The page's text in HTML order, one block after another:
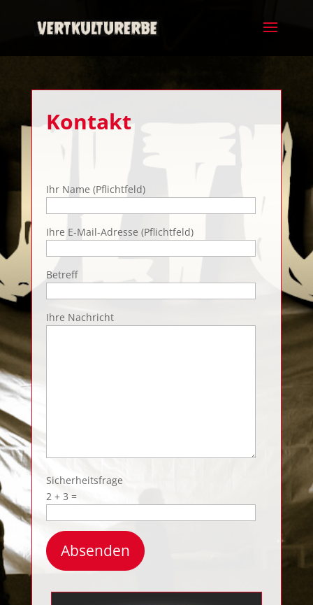
Kontakt
Ihr Name (Pflichtfeld)
Ihre E-Mail-Adresse (Pflichtfeld)
Betreff
Ihre Nachricht
Sicherheitsfrage
2 + 3 =